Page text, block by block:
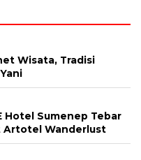
Wisata, Tradisi
Hotel Sumenep Tebar
Artotel Wanderlust